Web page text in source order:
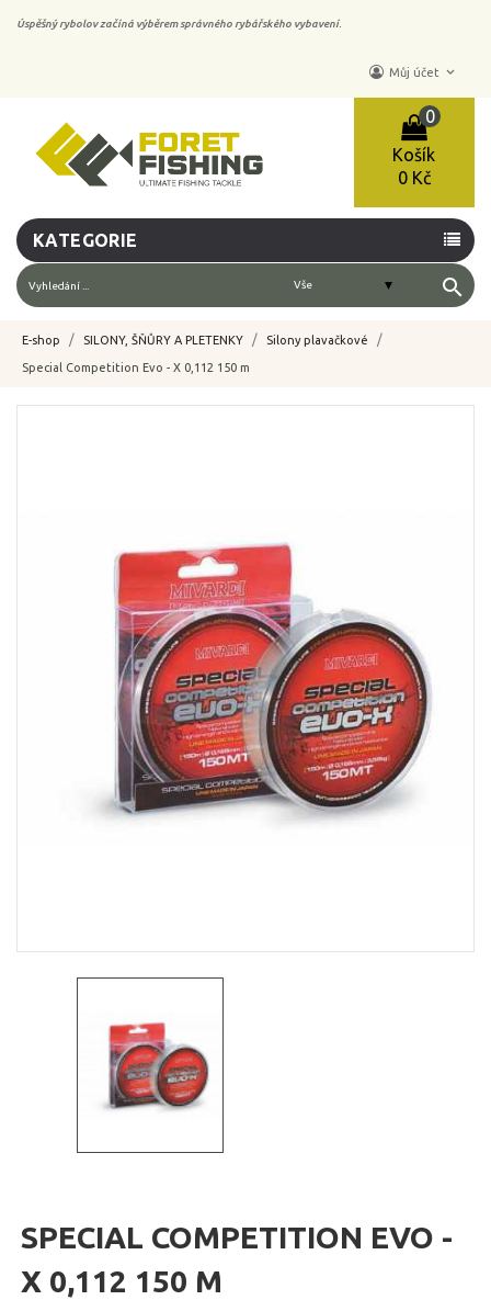
Úspěšný rybolov začíná výběrem správného rybářského vybavení.
Můj účet keyboard_arrow_down
Košík
0
0 Kč
KATEGORIE
search
E-shop SILONY, ŠŇŮRY A PLETENKY Silony plavačkové
Special Competition Evo - X 0,112 150 m
SPECIAL COMPETITION EVO -
X 0,112 150 M